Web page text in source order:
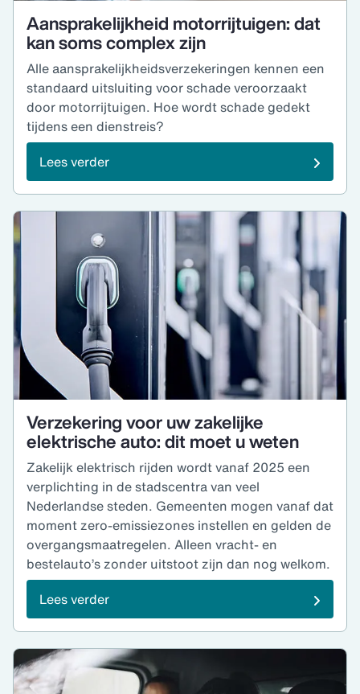
Aansprakelijkheid motorrijtuigen: dat
kan soms complex zijn
Alle aansprakelijkheidsverzekeringen kennen een
standaard uitsluiting voor schade veroorzaakt
door motorrijtuigen. Hoe wordt schade gedekt
tijdens een dienstreis?
Lees verder
Verzekering voor uw zakelijke
elektrische auto: dit moet u weten
Zakelijk elektrisch rijden wordt vanaf 2025 een
verplichting in de stadscentra van veel
Nederlandse steden. Gemeenten mogen vanaf dat
moment zero-emissiezones instellen en gelden de
overgangsmaatregelen. Alleen vracht- en
bestelauto’s zonder uitstoot zijn dan nog welkom.
Lees verder